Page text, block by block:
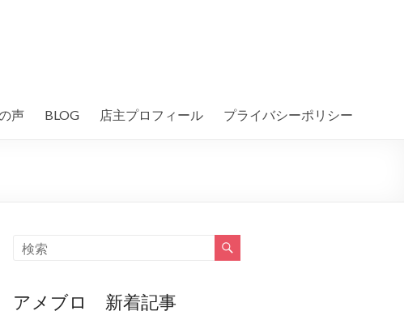
声 BLOG 店主プロフィール プライバシーポリシー
アメブロ 新着記事